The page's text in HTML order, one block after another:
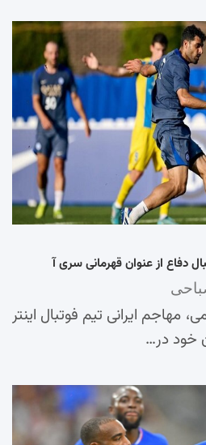
دفاع از عنوان قهرمانی سری آ
مهاجم ایرانی تیم فوتبال اینتر
خود در…